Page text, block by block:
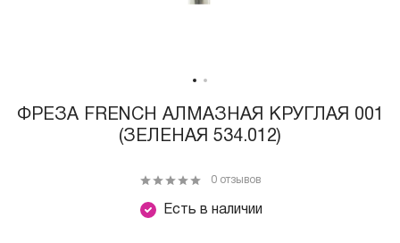
ФРЕЗА FRENCH АЛМАЗНАЯ КРУГЛАЯ 001
(ЗЕЛЕНАЯ 534.012)
Есть в наличии
0 отзывов